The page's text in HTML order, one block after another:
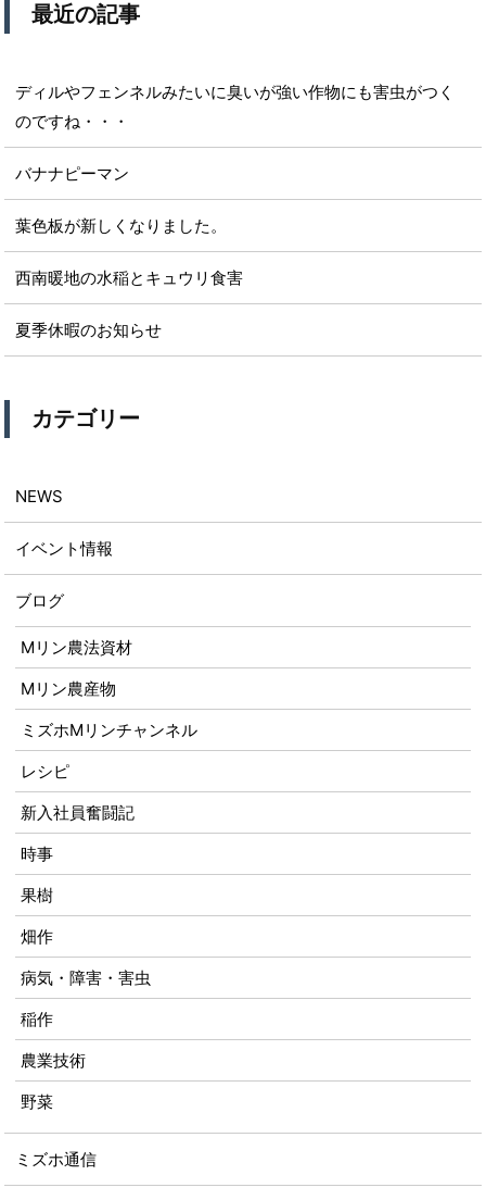
最近の記事
ディルやフェンネルみたいに臭いが強い作物にも害虫がつく
のですね・・・
バナナピーマン
葉色板が新しくなりました。
西南暖地の水稲とキュウリ食害
夏季休暇のお知らせ
カテゴリー
NEWS
イベント情報
ブログ
Mリン農法資材
Mリン農産物
ミズホMリンチャンネル
レシピ
新入社員奮闘記
時事
果樹
畑作
病気・障害・害虫
稲作
農業技術
野菜
ミズホ通信